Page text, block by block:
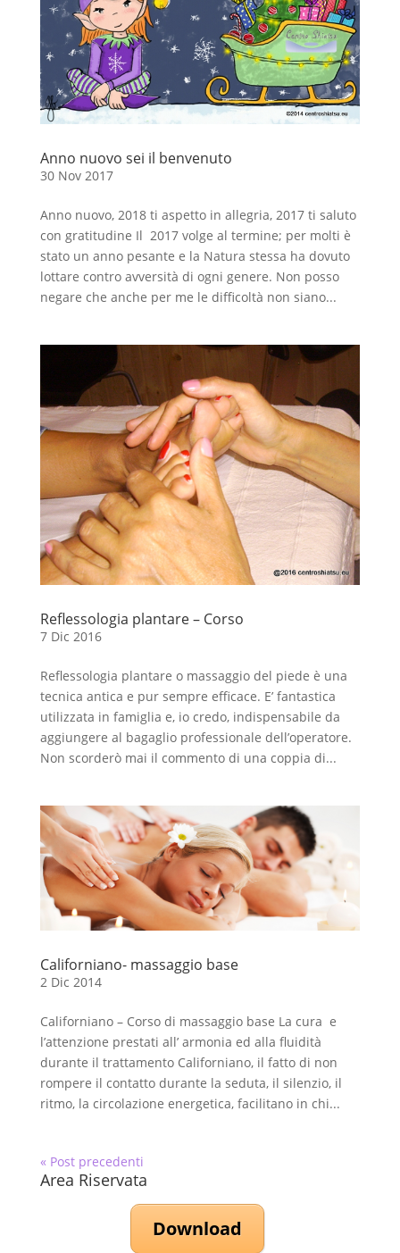
Anno nuovo sei il benvenuto
30 Nov 2017
Anno nuovo, 2018 ti aspetto in allegria, 2017 ti saluto
con gratitudine Il 2017 volge al termine; per molti è
stato un anno pesante e la Natura stessa ha dovuto
lottare contro avversità di ogni genere. Non posso
negare che anche per me le difficoltà non siano...
Reflessologia plantare – Corso
7 Dic 2016
Reflessologia plantare o massaggio del piede è una
tecnica antica e pur sempre efficace. E’ fantastica
utilizzata in famiglia e, io credo, indispensabile da
aggiungere al bagaglio professionale dell’operatore.
Non scorderò mai il commento di una coppia di...
Californiano- massaggio base
2 Dic 2014
Californiano – Corso di massaggio base La cura e
l’attenzione prestati all’ armonia ed alla fluidità
durante il trattamento Californiano, il fatto di non
rompere il contatto durante la seduta, il silenzio, il
ritmo, la circolazione energetica, facilitano in chi...
« Post precedenti
Area Riservata
Download